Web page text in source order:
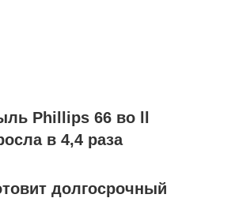
Phillips 66 во ll
в 4,4 раза
долгосрочный